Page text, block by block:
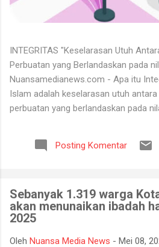
INTEGRITAS "Keselarasan Utuh
Perbuatan yang Berlandaskan pada
Nuansamedianews.com - Apa itu
Islam adalah keselarasan utuh
perbuatan yang berlandaskan pada
mana seseorang hidup secara
menjunjung tinggi kejujuran, serta
mempertahankan integritasnya
ujian kehidupan. Ketika berhadapan
lutut merelakan integritasnya hancur.
dipertahankan sekian lama, dan
Posting Komentar
Sebanyak 1.319 warga
akan menunaikan ibadah
2025
Oleh Nuansa Media News - Mei 08,